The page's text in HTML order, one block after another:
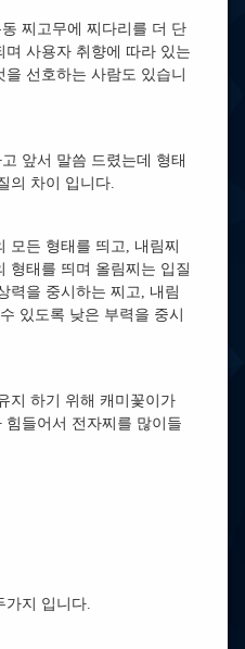
찌고무에 찌다리를 더 단
사용자 취향에 따라 있는
선호하는 사람도 있습니
앞서 말씀 드렸는데 형태
의 차이 입니다.
모든 형태를 띄고, 내림찌
형태를 띄며 올림찌는 입질
력을 중시하는 찌고, 내림
있도록 낮은 부력을 중시
지 하기 위해 캐미꽃이가
들어서 전자찌를 많이들
지 입니다.